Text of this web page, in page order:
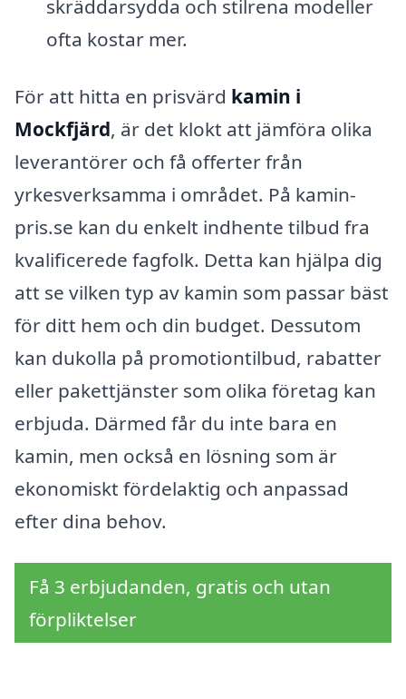
skräddarsydda och stilrena modeller
ofta kostar mer.
För att hitta en prisvärd kamin i
Mockfjärd, är det klokt att jämföra olika
leverantörer och få offerter från
yrkesverksamma i området. På kamin-
pris.se kan du enkelt indhente tilbud fra
kvalificerede fagfolk. Detta kan hjälpa dig
att se vilken typ av kamin som passar bäst
för ditt hem och din budget. Dessutom
kan dukolla på promotiontilbud, rabatter
eller pakettjänster som olika företag kan
erbjuda. Därmed får du inte bara en
kamin, men också en lösning som är
ekonomiskt fördelaktig och anpassad
efter dina behov.
Få 3 erbjudanden, gratis och utan
förpliktelser